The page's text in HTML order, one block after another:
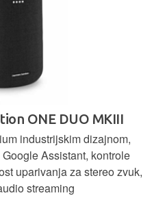
ONE DUO MKIII
industrijskim dizajnom,
Assistant, kontrole
uparivanja za stereo zvuk,
streaming